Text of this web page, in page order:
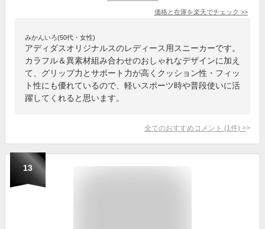
価格と在庫を楽天でチェック >>
みかんいろ(50代・女性)
アディダスオリジナルスのレディース用スニーカーです。
カラフル＆異素材組み合わせのおしゃれなデザインに加え
て、グリップ力とサポート力が高くクッション性・フィッ
ト性にも優れているので、軽いスポーツ時や普段使いに活
躍してくれると思います。
全てのおすすめコメント (1 件) >
13